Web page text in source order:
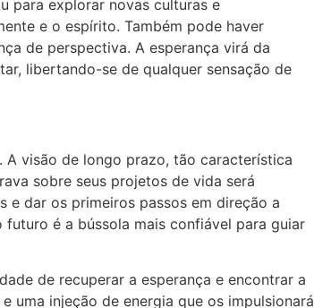
para explorar novas culturas e
e o espírito. Também pode haver
de perspectiva. A esperança virá da
libertando-se de qualquer sensação de
A visão de longo prazo, tão característica
sobre seus projetos de vida será
e dar os primeiros passos em direção a
é a bússola mais confiável para guiar
de recuperar a esperança e encontrar a
uma injeção de energia que os impulsionará